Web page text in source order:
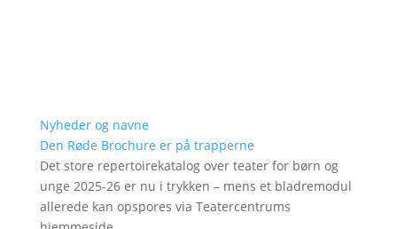
Nyheder og navne
Den Røde Brochure er på trapperne
Det store repertoirekatalog over teater for børn og
unge 2025-26 er nu i trykken – mens et bladremodul
allerede kan opspores via Teatercentrums